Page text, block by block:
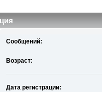
Сообщений:
Возраст:
Дата регистрации: